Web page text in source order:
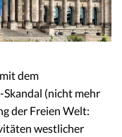
dem
Skandal (nicht mehr
der Freien Welt:
westlicher